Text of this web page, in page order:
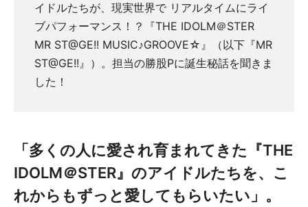
イドルたちが、現実世界で リアルタイムにライ
ブパフォーマンス！？『THE IDOLM＠STER
MR ST@GE!! MUSIC♪GROOVE☆』（以下『MR
ST@GE!!』）。担当の勝股Pに誕生秘話を聞きま
した！
「多くの人に愛され育まれてきた『THE
IDOLM＠STER』のアイドルたちを、こ
れからもずっと愛してもらいたい」。